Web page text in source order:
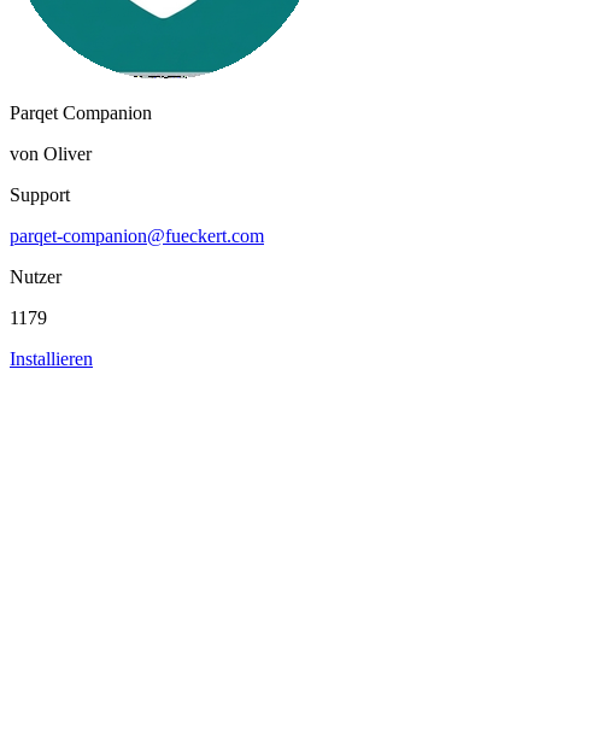
Parqet Companion
von Oliver
Support
parqet-companion@fueckert.com
Nutzer
1179
Installieren